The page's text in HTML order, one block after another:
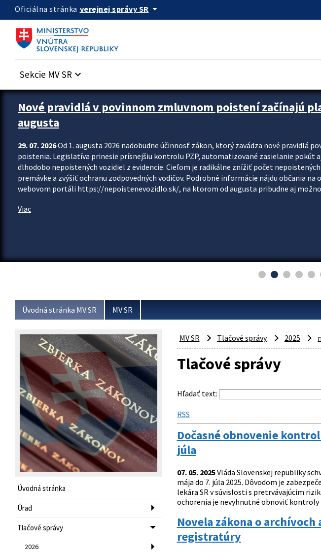
Preskocit na hlavný obsah
Oficiálna stránka verejnej správy SR arrow_drop_down
Sekcie MV SR keyboard_arrow_down
Zastavit automatický posun upútavok
Nové pravidlá v povinnom zmluvnom poistení začínajú
augusta
29. 07. 2026Od 1. augusta 2026 nadobudne účinnosť zákon, ktorý zavádza nové pravidlá
poistenia. Legislatíva prinesie prísnejšiu kontrolu PZP, automatizované zasielanie pokút
dlhodobo nepoistených vozidiel z evidencie. Cieľom je radikálne znížiť počet
premávke a zvýšiť ochranu zodpovedných vodičov. Podrobné informácie nájdu občania na
webovom portáli https://nepoistenevozidlo.sk/, na ktorom od augusta pribudne aj
Viac
Úvodná stránka MV SR MV SR
Úvodná stránka
Úrad
Tlačové správy
2026
MV SR Tlačové správy 2025
Tlačové správy
Hľadať text:
RSS
Dočasné obnovenie
júla
07. 05. 2025Vláda Slovenskej republiky
mája do 7. júla 2025. Dôvodom je
lekára SR v súvislosti s pretrvávajúcim
ochorenia je nevyhnutné obnoviť kontroly
Novela zákona o
registratúry